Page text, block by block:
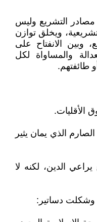
التشريع وليس
ويخلق توازن
وبين الانفتاح على
والمساواة لكل
طائفتهم.
الذي يمان يثير
الدين، لكنه لا
وشكلت دساتير: